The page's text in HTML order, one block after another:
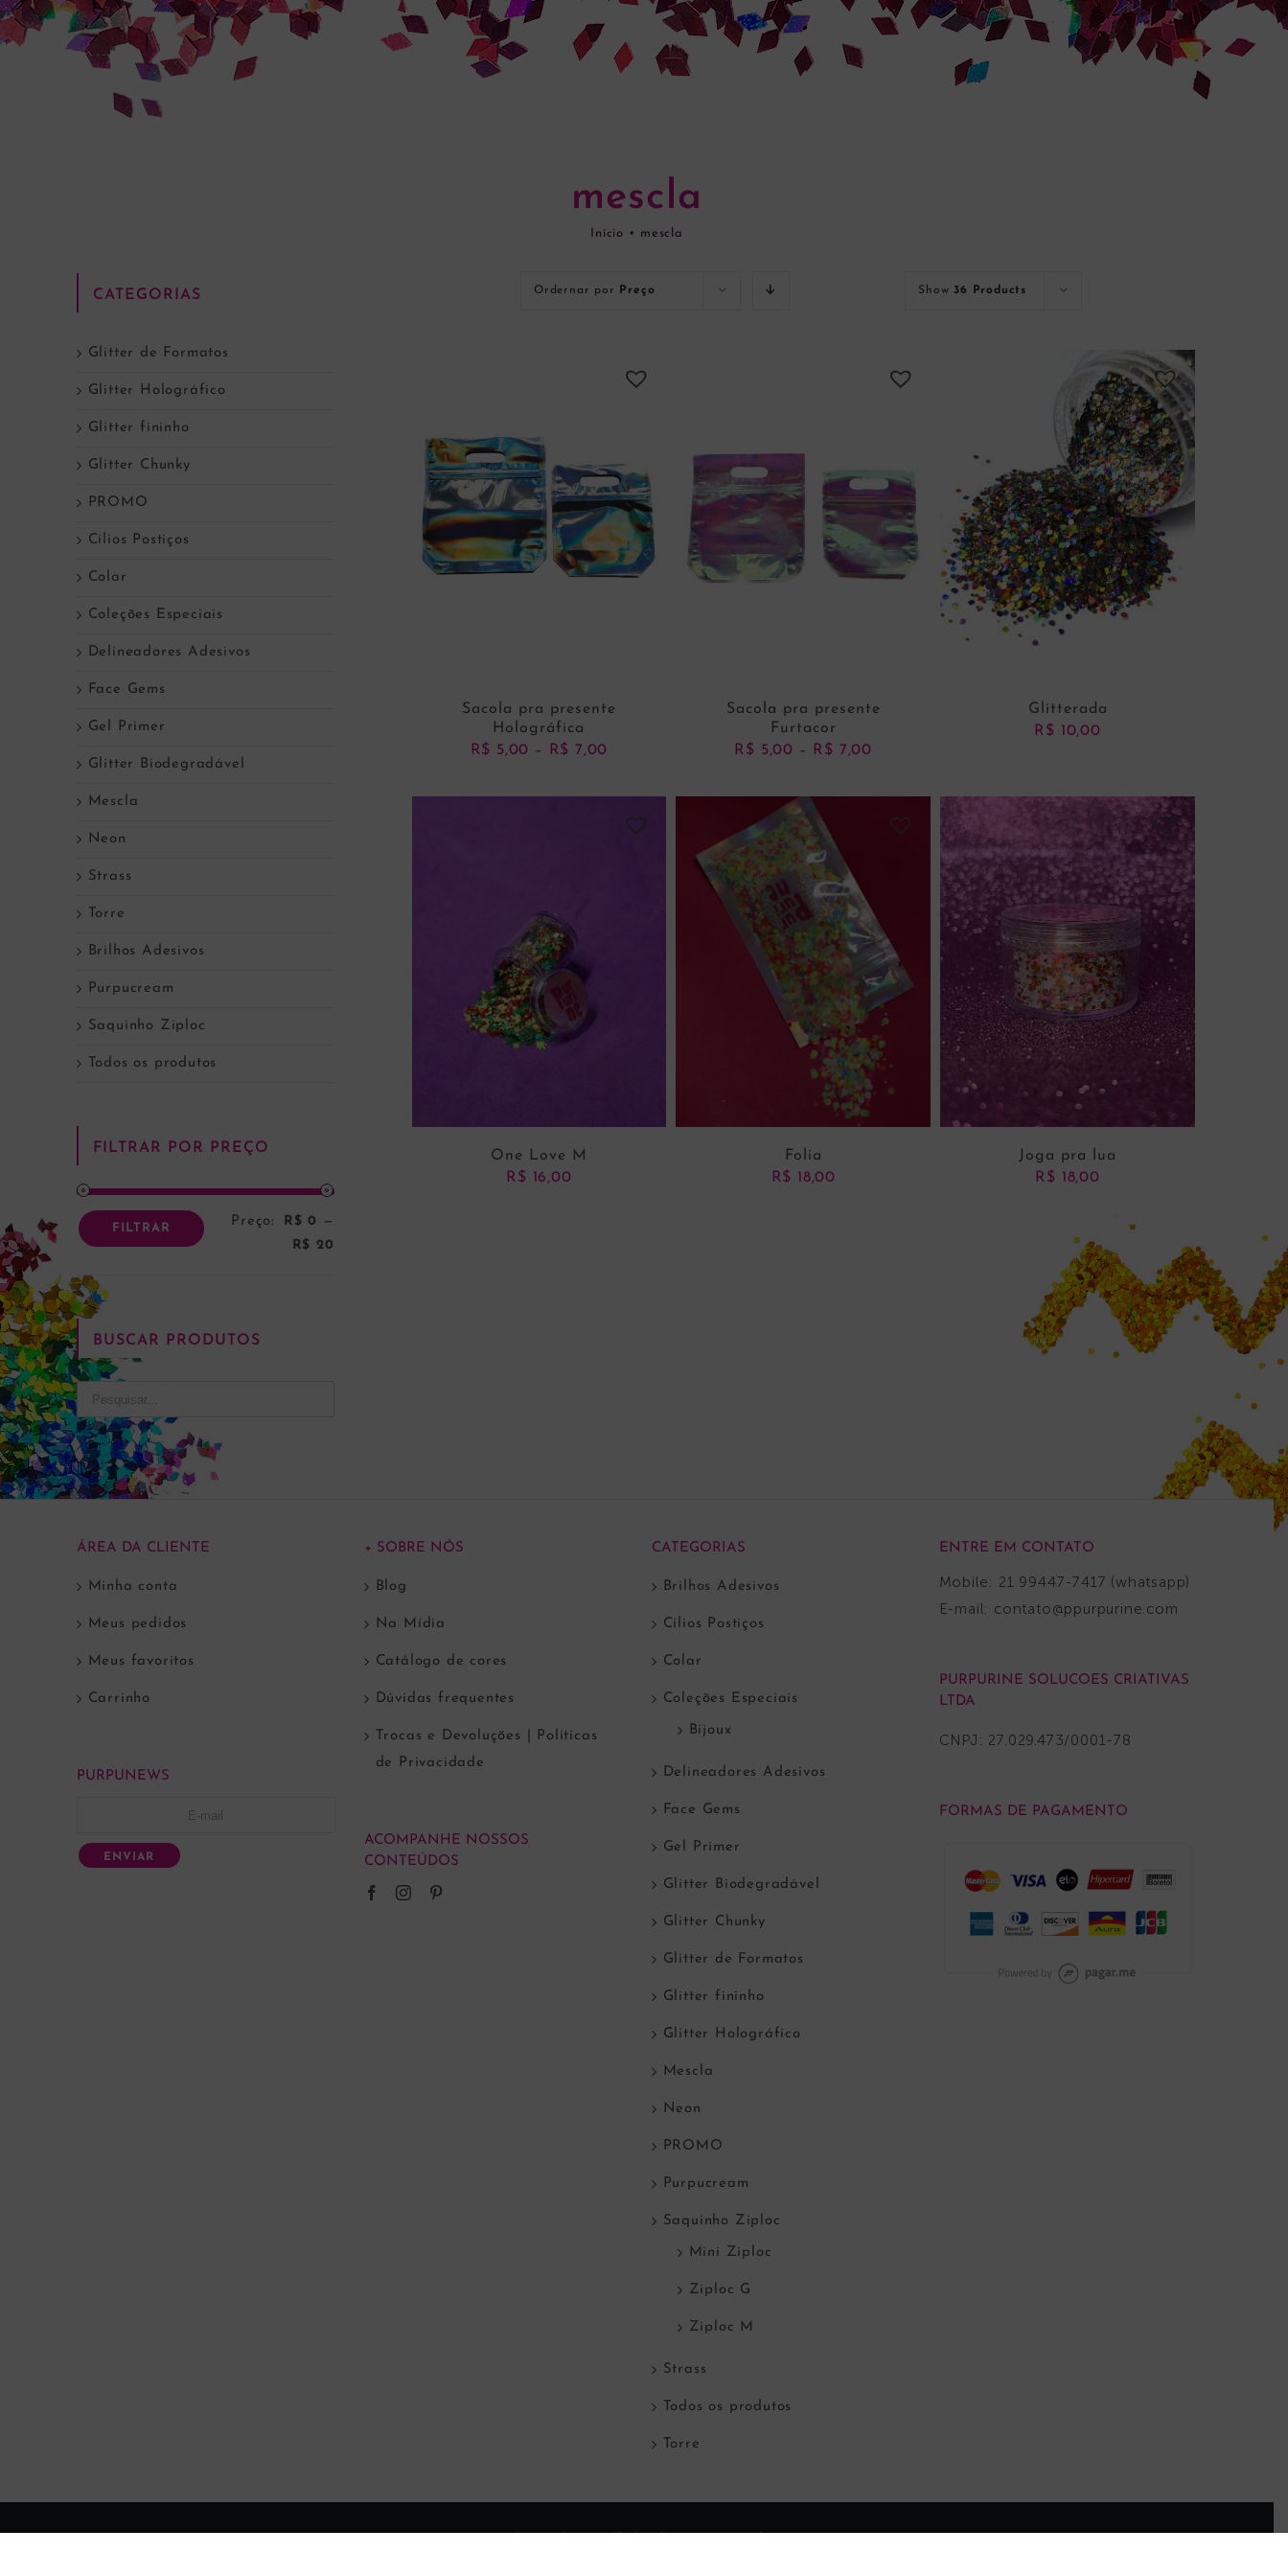
mescla
Início • mescla
Ordernar por Preço Show 36 Products
Sacola pra presente
Holográfica
R$ 5,00 – R$ 7,00
through
VER OPÇÕES
Sacola pra presente
Furtacor
R$ 5,00 – R$ 7,00
VER OPÇÕES
Glitterada
R$ 10,00
One Love M
R$ 16,00
Folia
R$ 18,00
ADICIONAR AO CARRINHO
Joga pra lua
R$ 18,00
CATEGORIAS
Glitter de Formatos
Glitter Holográfico
Glitter fininho
Glitter Chunky
PROMO
Cílios Postiços
Colar
Coleções Especiais
Delineadores Adesivos
Face Gems
Gel Primer
Glitter Biodegradável
Mescla
Neon
Strass
Torre
Brilhos Adesivos
Purpucream
Saquinho Ziploc
Todos os produtos
FILTRAR POR PREÇO
FILTRAR Preço: R$ 0
—
R$ 20
BUSCAR PRODUTOS
ÁREA DA CLIENTE
Minha conta
Meus pedidos
Meus favoritos
Carrinho
PURPUNEWS
ENVIAR
+ SOBRE NÓS
Blog
Na Mídia
Catálogo de cores
Dúvidas frequentes
Trocas e Devoluções | Políticas
de Privacidade
ACOMPANHE NOSSOS
CONTEÚDOS
CATEGORIAS
Brilhos Adesivos
Cílios Postiços
Colar
Coleções Especiais
Bijoux
Delineadores Adesivos
Face Gems
Gel Primer
Glitter Biodegradável
Glitter Chunky
Glitter de Formatos
Glitter fininho
Glitter Holográfico
Mescla
Neon
PROMO
Purpucream
Saquinho Ziploc
Mini Ziploc
Ziploc G
Ziploc M
Strass
Todos os produtos
Torre
ENTRE EM CONTATO
Mobile: 21 99447-7417 (whatsapp)
E-mail: contato@ppurpurine.com
PURPURINE SOLUCOES CRIATIVAS
LTDA
CNPJ: 27.029.473/0001-78
FORMAS DE PAGAMENTO